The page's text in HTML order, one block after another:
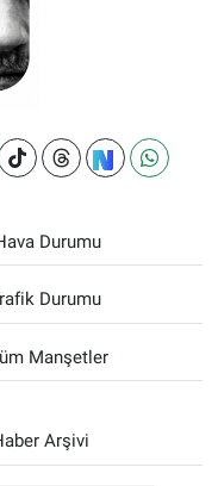
Durumu
Durumu
Manşetler
Arşivi